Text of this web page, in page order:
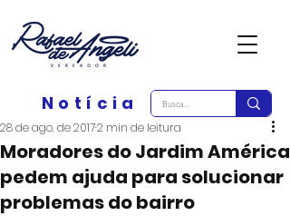
Notícia
Moradores do Jardim América
pedem ajuda para solucionar
problemas do bairro
28 de ago. de 20172 min de leitura